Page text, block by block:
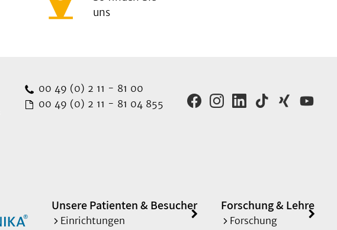
uns
00 49 (0) 2 11 - 81 00
00 49 (0) 2 11 - 81 04 855
Unsere Patienten & Besucher
Einrichtungen
Forschung & Lehre
Forschung